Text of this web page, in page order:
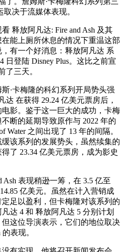
决于流媒体表现。
释放阿凡达: Fire and Ash 及其
能上厕所休息的情况下重温这部
有一个好消息：释放阿凡达 系
日登陆 Disney Plus。这比之前宣
了三天。
·卡梅隆的科幻系列开局势头强
达 在获得 29.24 亿美元票房后，
影。鉴于这一巨大的成功，卡梅
断的延期导致原作与 2022 年的
Water 之间出现了 13 年的间隔。
该系列的发展势头，虽然续集的
了 23.34 亿美元票房，成为影史
Ash 表现稍逊一筹，在 3.5 亿至
亿美元。虽然在计入营销成
足以盈利，但卡梅隆对该系列的
达 4 和 释放阿凡达 5 分别计划
但这位导演表示，它们的地位取决
表现。